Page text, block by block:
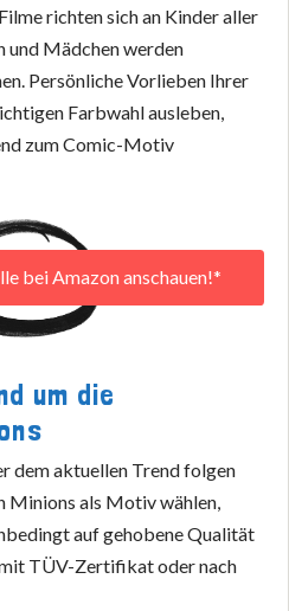
richten sich an Kinder aller
und Mädchen werden
Persönliche Vorlieben Ihrer
Farbwahl ausleben,
zum Comic-Motiv
bei Amazon anschauen!*
um die
dem aktuellen Trend folgen
Minions als Motiv wählen,
auf gehobene Qualität
TÜV-Zertifikat oder nach